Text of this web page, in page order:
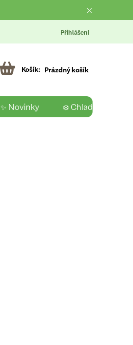
Přihlášení
Prázdný košík
✨ Novinky ❄️ Chladící